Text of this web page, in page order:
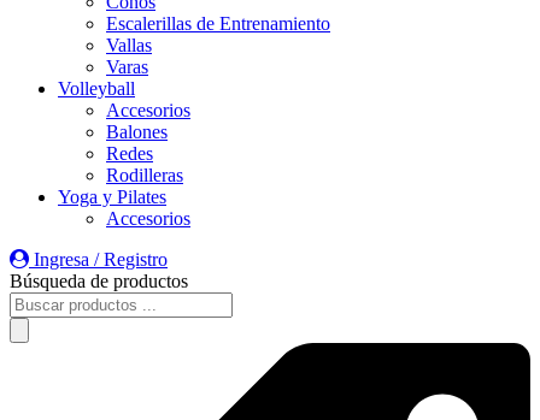
Escalerillas de Entrenamiento
Vallas
Varas
Volleyball
Accesorios
Balones
Redes
Rodilleras
Yoga y Pilates
Accesorios
Ingresa / Registro
Búsqueda de productos